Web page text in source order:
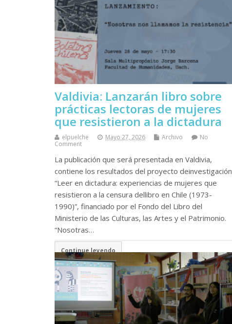
Valdivia: Lanzarán libro sobre
prácticas lectoras de mujeres
que resistieron a la dictadura
elpuelche Mayo 27, 2026 Archivo
No
Comment
La publicación que será presentada en Valdivia,
contiene los resultados del proyecto deinvestigación
“Leer en dictadura: experiencias de mujeres que
resistieron a la censura dellibro en Chile (1973-
1990)”, financiado por el Fondo del Libro del
Ministerio de las Culturas, las Artes y el Patrimonio.
“Nosotras…
Continue leyendo